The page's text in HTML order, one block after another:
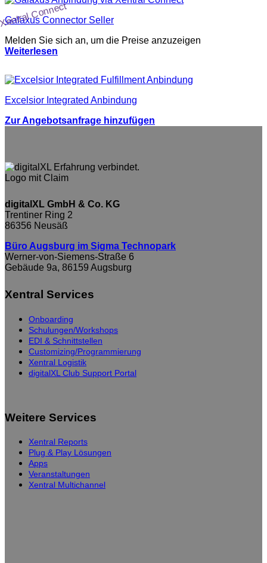
Connect
Galaxus Connector Seller
Melden Sie sich an, um die Preise anzuzeigen
Weiterlesen
Excelsior Integrated Anbindung
Zur Angebotsanfrage hinzufügen
digitalXL GmbH & Co. KG
Trentiner Ring 2
86356 Neusäß
Büro Augsburg im Sigma Technopark
Werner-von-Siemens-Straße 6
Gebäude 9a, 86159 Augsburg
Xentral Services
Onboarding
Schulungen/Workshops
EDI & Schnittstellen
Customizing/Programmierung
Xentral Logistik
digitalXL Club Support Portal
Weitere Services
Xentral Reports
Plug & Play Lösungen
Apps
Veranstaltungen
Xentral Multichannel